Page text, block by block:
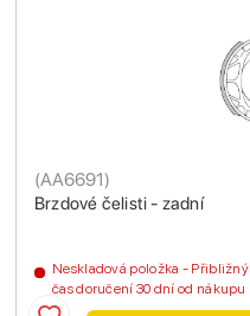
Brzdové čelisti - zadní
(AA6691)
Neskladová položka - Přibližný
čas doručení 30 dní od nákupu